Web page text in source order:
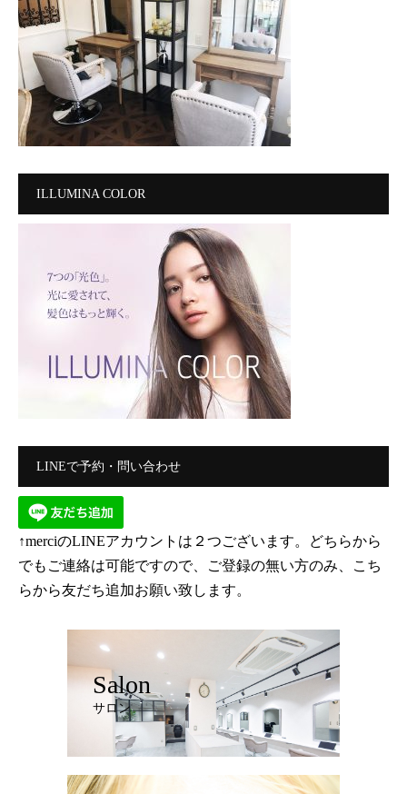
ILLUMINA COLOR
LINEで予約・問い合わせ
↑merciのLINEアカウントは２つございます。どちらから
でもご連絡は可能ですので、ご登録の無い方のみ、こち
らから友だち追加お願い致します。
Salon
サロン